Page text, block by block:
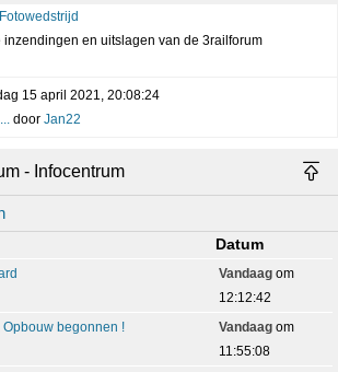
inzendingen en uitslagen van de 3railforum
15 april 2021, 20:08:24
door Jan22
- Infocentrum
Datum
Vandaag om
12:12:42
begonnen !
Vandaag om
11:55:08